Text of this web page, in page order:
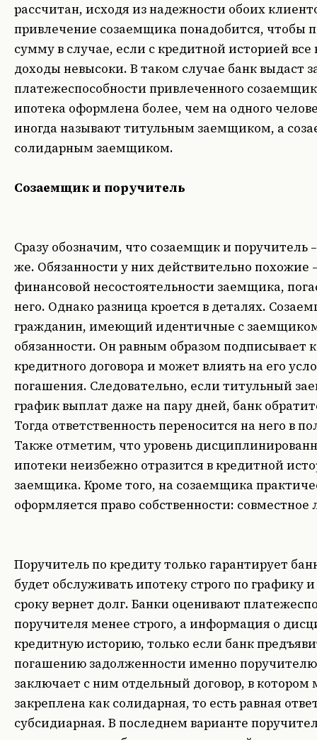
рассчитан, исходя из надежности обоих
привлечение созаемщика понадобится, чтобы
сумму в случае, если с кредитной историей все
доходы невысоки. В таком случае банк выдаст
платежеспособности привлеченного
ипотека оформлена более, чем на одного
иногда называют титульным заемщиком, а
солидарным заемщиком.
Созаемщик и поручитель
Сразу обозначим, что созаемщик и поручитель
же. Обязанности у них действительно похожие
финансовой несостоятельности заемщика,
него. Однако разница кроется в деталях.
гражданин, имеющий идентичные с
обязанности. Он равным образом подписывает
кредитного договора и может влиять на его
погашения. Следовательно, если титульный
график выплат даже на пару дней, банк
Тогда ответственность переносится на него в
Также отметим, что уровень
ипотеки неизбежно отразится в кредитной
заемщика. Кроме того, на созаемщика
оформляется право собственности: совместное
Поручитель по кредиту только гарантирует
будет обслуживать ипотеку строго по графику
сроку вернет долг. Банки оценивают
поручителя менее строго, а информация о
кредитную историю, только если банк
погашению задолженности именно
заключает с ним отдельный договор, в
закреплена как солидарная, то есть равная
субсидиарная. В последнем варианте